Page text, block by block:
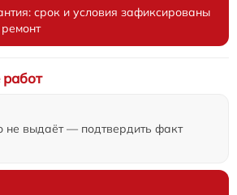
срок и условия зафиксированы
не выдаёт — подтвердить факт